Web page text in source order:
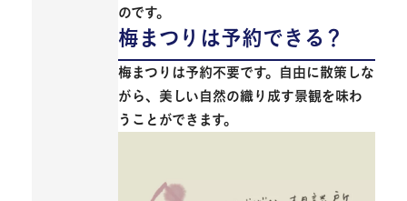
のです。
梅まつりは予約できる？
梅まつりは予約不要です。自由に散策しな
がら、美しい自然の織り成す景観を味わ
うことができます。